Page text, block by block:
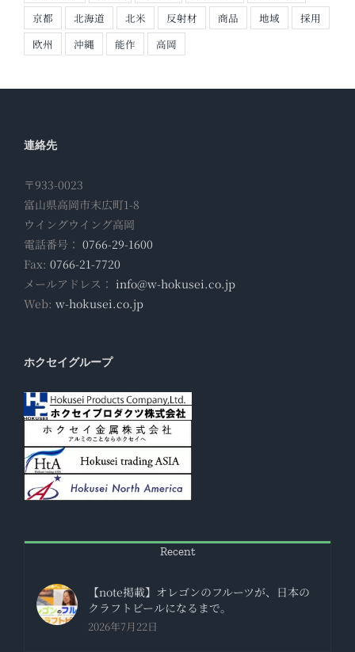
京都
北海道 北米 反射材 商品 地域
採用
欧州
沖縄 能作 高岡
連絡先
〒933-0023
富山県高岡市末広町1-8
ウイングウイング高岡
電話番号： 0766-29-1600
Fax: 0766-21-7720
メールアドレス： info@w-hokusei.co.jp
Web: w-hokusei.co.jp
ホクセイグループ
Recent
【note掲載】オレゴンのフルーツが、日本の
クラフトビールになるまで。
2026年7月22日